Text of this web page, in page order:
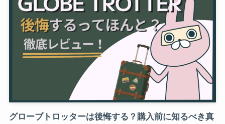
グローブトロッターは後悔する？購入前に知るべき真